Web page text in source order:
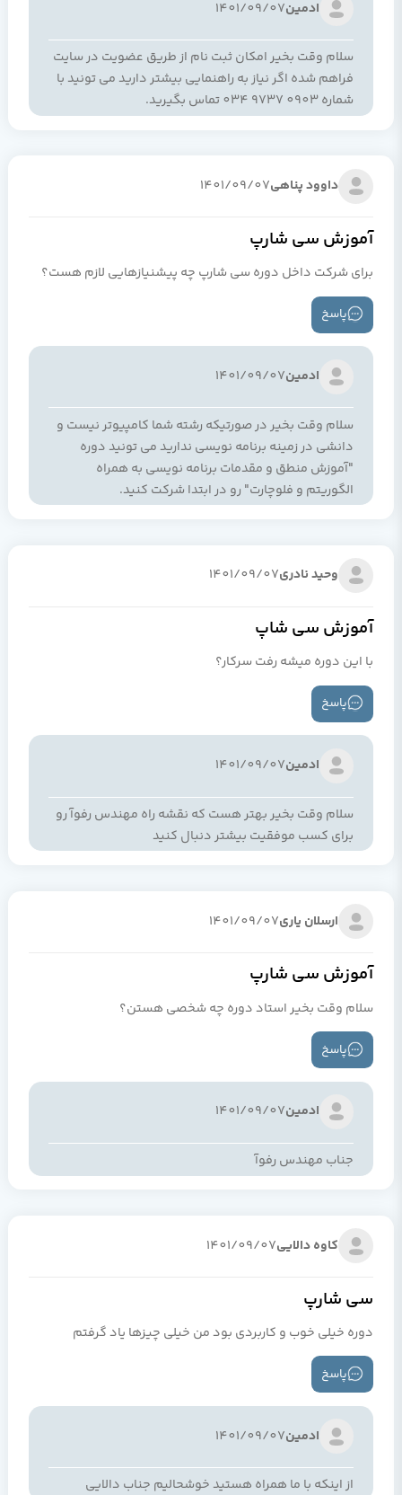
ادمین1401/09/07
سلام وقت بخیر امکان ثبت نام از طریق عضویت در سایت
فراهم شده اگر نیاز به راهنمایی بیشتر دارید می تونید با
شماره 0903 9737 034 تماس بگیرید.
داوود پناهی1401/09/07
آموزش سی شارپ
برای شرکت داخل دوره سی شارپ چه پیشنیازهایی لازم هست؟
پاسخ
ادمین1401/09/07
سلام وقت بخیر در صورتیکه رشته شما کامپیوتر نیست و
دانشی در زمینه برنامه نویسی ندارید می تونید دوره
"آموزش منطق و مقدمات برنامه نویسی به همراه
الگوریتم و فلوچارت" رو در ابتدا شرکت کنید.
وحید نادری1401/09/07
آموزش سی شاپ
با این دوره میشه رفت سرکار؟
پاسخ
ادمین1401/09/07
سلام وقت بخیر بهتر هست که نقشه راه مهندس رفوآ رو
برای کسب موفقیت بیشتر دنبال کنید
ارسلان یاری1401/09/07
آموزش سی شارپ
سلام وقت بخیر استاد دوره چه شخصی هستن؟
پاسخ
ادمین1401/09/07
جناب مهندس رفوآ
کاوه دالایی1401/09/07
سی شارپ
دوره خیلی خوب و کاربردی بود من خیلی چیزها یاد گرفتم
پاسخ
ادمین1401/09/07
از اینکه با ما همراه هستید خوشحالیم جناب دالایی